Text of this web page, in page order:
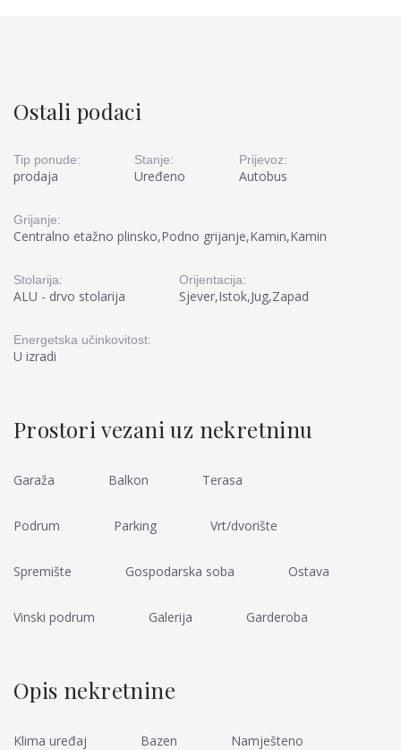
Ostali podaci
Tip ponude:
prodaja
Stanje:
Uređeno
Prijevoz:
Autobus
Grijanje:
Centralno etažno plinsko,Podno grijanje,Kamin,Kamin
Stolarija:
ALU - drvo stolarija
Orijentacija:
Sjever,Istok,Jug,Zapad
Energetska učinkovitost:
U izradi
Prostori vezani uz nekretninu
Garaža Balkon Terasa
Podrum Parking Vrt/dvorište
Spremište Gospodarska soba Ostava
Vinski podrum Galerija Garderoba
Opis nekretnine
Klima uređaj Bazen Namješteno